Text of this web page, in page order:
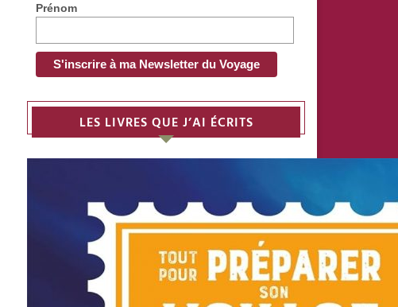
Prénom
LES LIVRES QUE J’AI ÉCRITS